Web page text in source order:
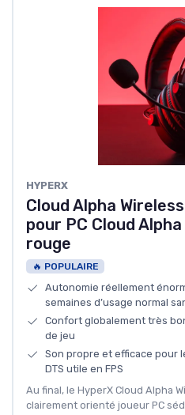
HYPERX
Cloud Alpha
pour PC Cloud
rouge
🔥 POPULAIRE
Autonomie réellement
semaines d’usage normal
Confort globalement très
de jeu
Son propre et efficace pour
DTS utile en FPS
Au final, le HyperX Cloud Alpha
clairement orienté joueur PC